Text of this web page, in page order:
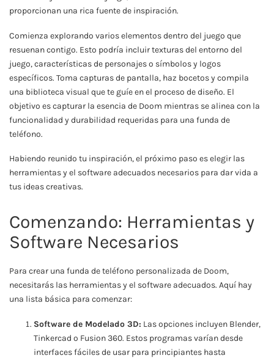
proporcionan una rica fuente de inspiración.
Comienza explorando varios elementos dentro del juego que
resuenan contigo. Esto podría incluir texturas del entorno del
juego, características de personajes o símbolos y logos
específicos. Toma capturas de pantalla, haz bocetos y compila
una biblioteca visual que te guíe en el proceso de diseño. El
objetivo es capturar la esencia de Doom mientras se alinea con la
funcionalidad y durabilidad requeridas para una funda de
teléfono.
Habiendo reunido tu inspiración, el próximo paso es elegir las
herramientas y el software adecuados necesarios para dar vida a
tus ideas creativas.
Comenzando: Herramientas y
Software Necesarios
Para crear una funda de teléfono personalizada de Doom,
necesitarás las herramientas y el software adecuados. Aquí hay
una lista básica para comenzar:
Software de Modelado 3D: Las opciones incluyen Blender,
Tinkercad o Fusion 360. Estos programas varían desde
interfaces fáciles de usar para principiantes hasta